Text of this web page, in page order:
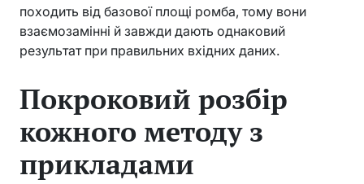
походить від базової площі ромба, тому вони
взаємозамінні й завжди дають однаковий
результат при правильних вхідних даних.
Покроковий розбір
кожного методу з
прикладами